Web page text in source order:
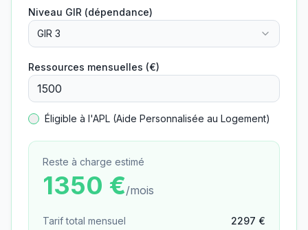
Niveau GIR (dépendance)
GIR 3
Ressources mensuelles (€)
Éligible à l'APL (Aide Personnalisée au Logement)
Reste à charge estimé
1350 €/mois
Tarif total mensuel 2297 €